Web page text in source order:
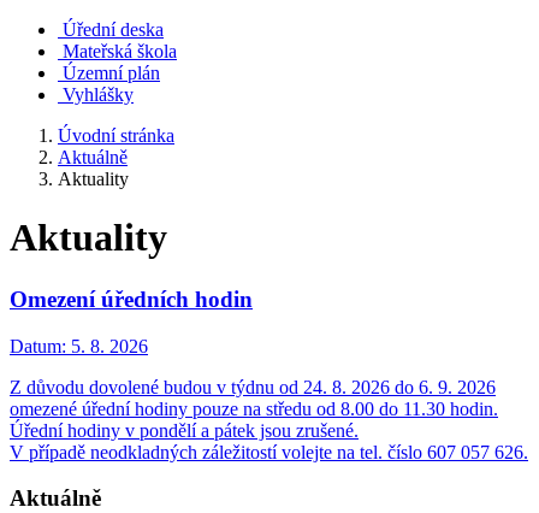
Úřední deska
Mateřská škola
Územní plán
Vyhlášky
Úvodní stránka
Aktuálně
Aktuality
Aktuality
Omezení úředních hodin
Datum: 5. 8. 2026
Z důvodu dovolené budou v týdnu od 24. 8. 2026 do 6. 9. 2026
omezené úřední hodiny pouze na středu od 8.00 do 11.30 hodin.
Úřední hodiny v pondělí a pátek jsou zrušené.
V případě neodkladných záležitostí volejte na tel. číslo 607 057 626.
Aktuálně